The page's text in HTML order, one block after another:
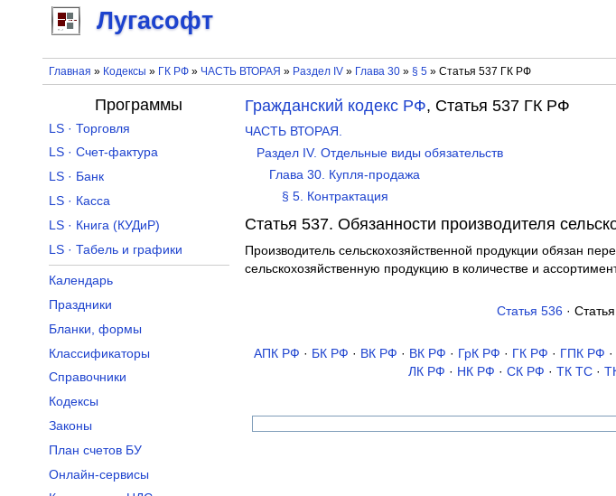
Лугасофт
Главная » Кодексы » ГК РФ» ЧАСТЬ ВТОРАЯ » Раздел IV» Глава 30» § 5» Статья 537 ГК РФ
Гражданский кодекс РФ, Статья 537 ГК РФ
ЧАСТЬ ВТОРАЯ.
Раздел IV. Отдельные виды обязательств
Глава 30. Купля-продажа
§ 5. Контрактация
Статья 537. Обязанности производителя
Производитель сельскохозяйственной продукции обязан
сельскохозяйственную продукцию в количестве и
Статья 536· Статья
АПК РФ · БК РФ · ВК РФ · ВК РФ · ГрК РФ · ГК РФ · ГПК РФ ·
ЛК РФ · НК РФ · СК РФ · ТК TC ·
Программы
LS · Торговля
LS · Счет-фактура
LS · Банк
LS · Касса
LS · Книга (КУДиР)
LS · Табель и графики
Календарь
Праздники
Бланки, формы
Классификаторы
Справочники
Кодексы
Законы
План счетов БУ
Онлайн-сервисы